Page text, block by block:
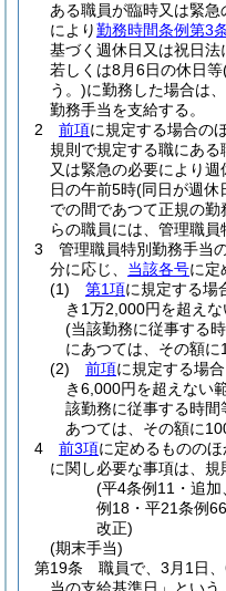
ある職員が臨時又は緊
により勤務時間条例第3
基づく週休日又は祝日
若しくは8月6日の休日等
う。)に勤務した場合は
勤務手当を支給する。
2
前項に規定する場合のほ
規則で規定する職にあ
又は緊急の必要により
日の午前5時(同日が週休
での間であつて正規の
らの職員には、管理職員
3
管理職員特別勤務手当の
分に応じ、 当該各号に定
(1)
第1項に規定する
き1万2,000円を超え
(当該勤務に従事する
にあつては、その額
(2)
前項に規定する場
き6,000円を超えない
該勤務に従事する時間
あつては、その額に
4
前3項に定めるものの
に関し必要な事項は、規
(平4条例11・追
例18・平21条例
改正)
(期末手当)
第19条
職員で、3月1日